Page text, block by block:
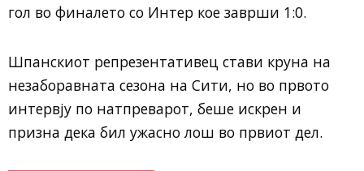
гол во финалето со Интер кое заврши 1:0.
Шпанскиот репрезентативец стави круна на
незаборавната сезона на Сити, но во првото
интервју по натпреварот, беше искрен и
призна дека бил ужасно лош во првиот дел.